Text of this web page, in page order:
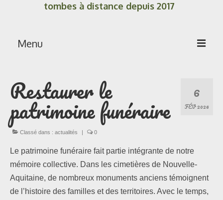
tombes à distance depuis 2017
Menu
Les prestations
Les formules
Lieux d’intervention
Actualités
6
FÉV 2026
Restaurer le
patrimoine funéraire
Classé dans : actualités 0
Le patrimoine funéraire fait partie intégrante de notre
mémoire collective. Dans les cimetières de Nouvelle-
Aquitaine, de nombreux monuments anciens témoignent
de l’histoire des familles et des territoires. Avec le temps,